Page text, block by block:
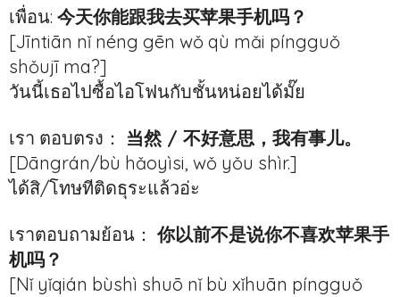
เพื่อน: 今天你能跟我去买苹果手机吗？
[Jīntiān nǐ néng gēn wǒ qù mǎi píngguǒ
shǒujī ma?]
วันนี้เธอไปซื้อไอโฟนกับชั้นหน่อยได้มั๊ย
เรา ตอบตรง： 当然 / 不好意思，我有事儿。
[Dāngrán/bù hǎoyìsi, wǒ yǒu shìr.]
ได้สิ/โทษทีติดธุระแล้วอ่ะ
เราตอบถามย้อน：你以前不是说你不喜欢苹果手
机吗？
[Nǐ yǐqián bùshì shuō nǐ bù xǐhuān píngguǒ